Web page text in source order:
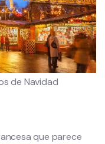
de Navidad
que parece